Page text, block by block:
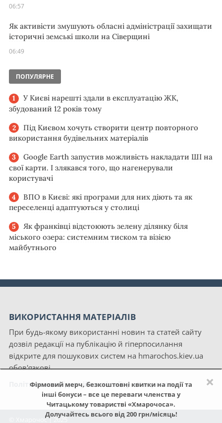
×
Фірмовий мерч, безкоштовні квитки на події та
інші бонуси – все це переваги членства у
Читацькому товаристві «Хмарочоса».
Долучайтесь всього від 200 грн/місяць!
06:57
Як активісти змушують обласні адміністрації захищати
історичні земські школи на Сіверщині
06:49
ПОПУЛЯРНЕ
У Києві нарешті здали в експлуатацію ЖК,
збудований 12 років тому
Під Києвом хочуть створити центр повторного
використання будівельних матеріалів
Google Earth запустив можливість накладати ШІ на
свої карти. І злякався того, що нагенерували
користувачі
ВПО в Києві: які програми для них діють та як
переселенці адаптуються у столиці
Як франківці відстоюють зелену ділянку біля
міського озера: системним тиском та візією
майбутнього
ВИКОРИСТАННЯ МАТЕРІАЛІВ
При будь-якому використанні новин та статей сайту
дозвіл редакції на публікацію й гіперпосилання
відкрите для пошукових систем на hmarochos.kiev.ua
обов'язкові.
Політика конфіденційності сайту «Хмарочос»
© Хмарочос | 2025